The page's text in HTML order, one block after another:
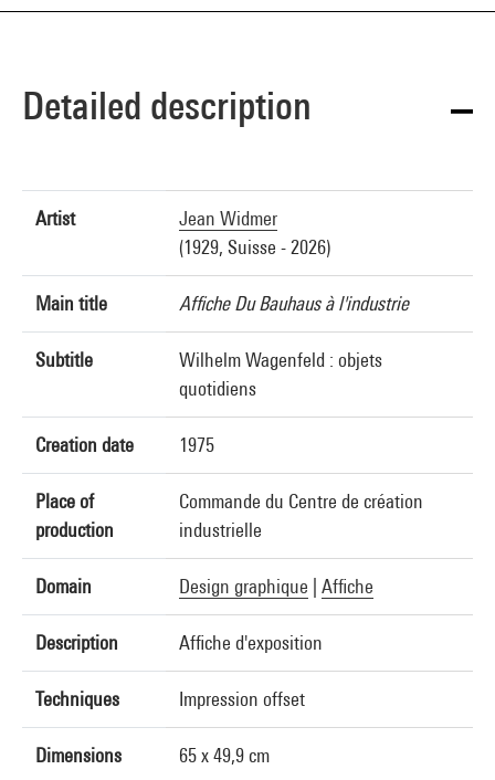
Detailed description
Artist
Jean Widmer
(1929, Suisse - 2026)
Main title Affiche Du Bauhaus à l'industrie
Subtitle
Wilhelm Wagenfeld : objets
quotidiens
Creation date 1975
Place of
production
Commande du Centre de création
industrielle
Domain Design graphique Affiche
Description Affiche d'exposition
Techniques Impression offset
Dimensions 65 x 49,9 cm